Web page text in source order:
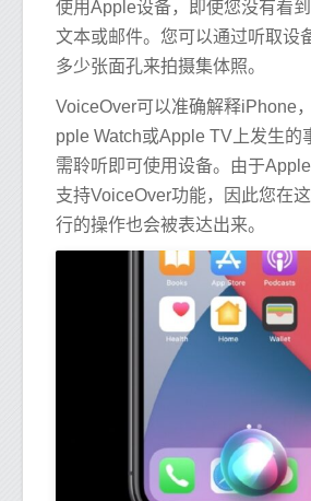
使用Apple设备，即使您没有看
文本或邮件。您可以通过听取设
多少张面孔来拍摄集体照。
VoiceOver可以准确解释iPhone
pple Watch或Apple TV上发生的
需聆听即可使用设备。由于
支持VoiceOver功能，因此您在
行的操作也会被表达出来。